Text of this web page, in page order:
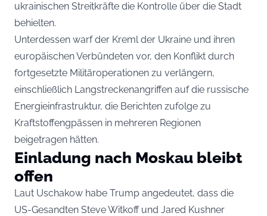
ukrainischen Streitkräfte die Kontrolle über die Stadt
behielten.
Unterdessen warf der Kreml der Ukraine und ihren
europäischen Verbündeten vor, den Konflikt durch
fortgesetzte Militäroperationen zu verlängern,
einschließlich Langstreckenangriffen auf die russische
Energieinfrastruktur, die Berichten zufolge zu
Kraftstoffengpässen in mehreren Regionen
beigetragen hätten.
Einladung nach Moskau bleibt
offen
Laut Uschakow habe Trump angedeutet, dass die
US-Gesandten Steve Witkoff und Jared Kushner